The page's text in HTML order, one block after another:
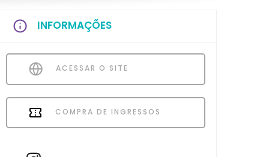
INFORMAÇÕES
ACESSAR O SITE
COMPRA DE INGRESSOS